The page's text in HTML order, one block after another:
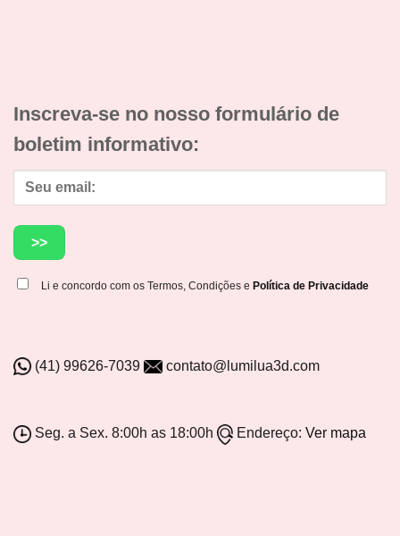
Inscreva-se no nosso formulário de
boletim informativo:
Li e concordo com os Termos, Condições e Política de Privacidade
(41) 99626-7039 contato@lumilua3d.com
Seg. a Sex. 8:00h as 18:00h Endereço: Ver mapa